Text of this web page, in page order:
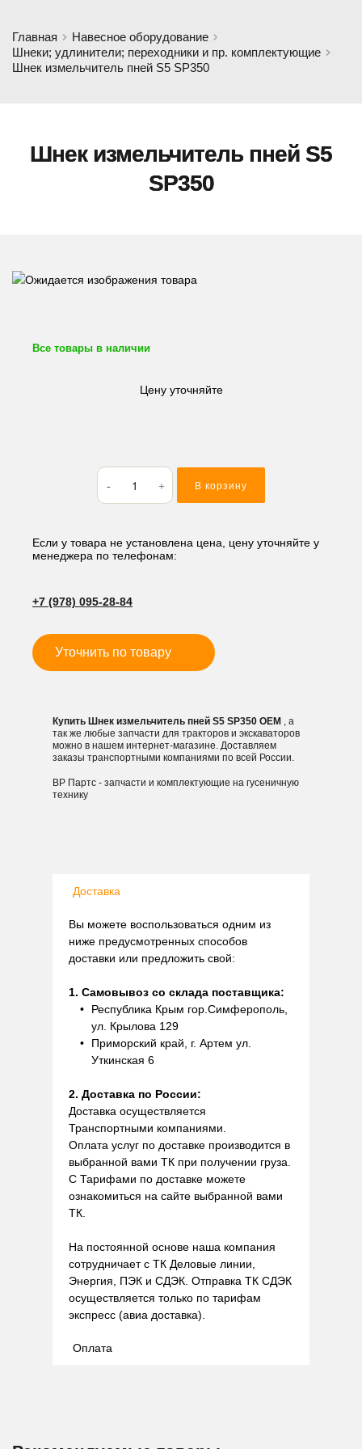
Главная
Навесное оборудование
Шнеки; удлинители; переходники и пр. комплектующие
Шнек измельчитель пней S5 SP350
Шнек измельчитель пней S5
SP350
Все товары в наличии
Цену уточняйте
Количество
товара
Шнек
пней
S5
В корзину
Если у товара не установлена цена, цену уточняйте у
менеджера по телефонам:
+7 (978) 095-28-84
Уточнить по товару
Купить Шнек измельчитель пней S5 SP350 OEM , а
так же любые запчасти для тракторов и экскаваторов
можно в нашем интернет-магазине. Доставляем
заказы транспортными компаниями по всей России.
ВР Партс - запчасти и комплектующие на гусеничную
технику
Доставка
Вы можете воспользоваться одним из
ниже предусмотренных способов
доставки или предложить свой:
1. Самовывоз со склада поставщика:
Республика Крым гор.Симферополь,
ул. Крылова 129
Приморский край, г. Артем ул.
Уткинская 6
2. Доставка по России:
Доставка осуществляется
Транспортными компаниями.
Оплата услуг по доставке производится в
выбранной вами ТК при получении груза.
С Тарифами по доставке можете
ознакомиться на сайте выбранной вами
ТК.
На постоянной основе наша компания
сотрудничает с ТК Деловые линии,
Энергия, ПЭК и СДЭК. Отправка ТК СДЭК
осуществляется только по тарифам
экспресс (авиа доставка).
Оплата